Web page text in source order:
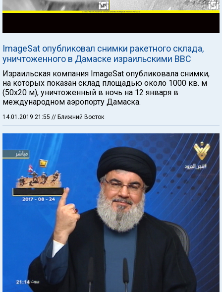
ImageSat опубликовал снимки ракетного склада,
уничтоженного в Дамаске израильскими ВВС
Израильская компания ImageSat опубликовала снимки,
на которых показан склад площадью около 1000 кв. м
(50х20 м), уничтоженный в ночь на 12 января в
международном аэропорту Дамаска.
14.01.2019 21:55 // Ближний Восток